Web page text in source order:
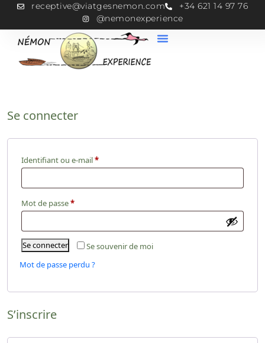
receptive@viatgesnemon.com
+34 621 14 97 76
@nemonexperience
Se connecter
Identifiant ou e-mail*
Mot de passe*
Se souvenir de moi
Se connecter
Mot de passe perdu ?
S’inscrire